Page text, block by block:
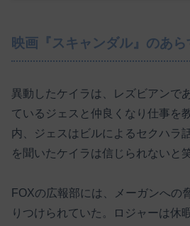
映画『スキャンダル』のあら
異動したケイラは、レズビアンで
ているジェスと仲良くなり仕事を
内、ジェスはビルによるセクハラ
を聞いたケイラは信じられないと
FOXの広報部には、メーガンへの
りつけられていた。ロジャーは休